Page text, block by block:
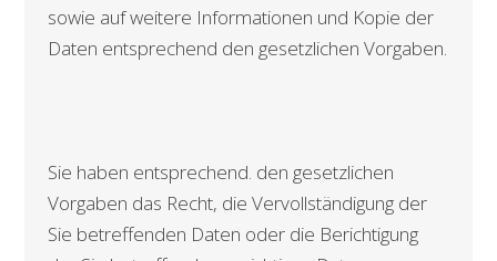
sowie auf weitere Informationen und Kopie der
Daten entsprechend den gesetzlichen Vorgaben.
Sie haben entsprechend. den gesetzlichen
Vorgaben das Recht, die Vervollständigung der
Sie betreffenden Daten oder die Berichtigung